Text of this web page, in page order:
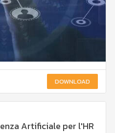
DOWNLOAD
Artificiale per l'HR